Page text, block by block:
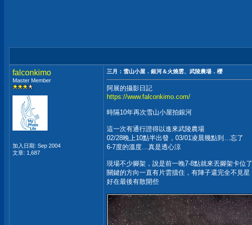
falconkimo
Master Member
加入日期: Sep 2004
文章: 1,687
三月：雪山小屋．銀河＆火燒雲、武陵農場．櫻
阿展的攝影日記
https://www.falconkimo.com/
時隔10年再次雪山小屋拍銀河
這一次有通行證得以進來武陵農場
02/28晚上10點半出發，03/01凌晨幾點到…忘了
6-7度的溫度…真是透心涼
現場不少腳架，說是前一晚7-8點就來丟腳架卡位了
關鍵的方向一直有片雲擋住，有陣子還完全不見星
好在最後有散開些